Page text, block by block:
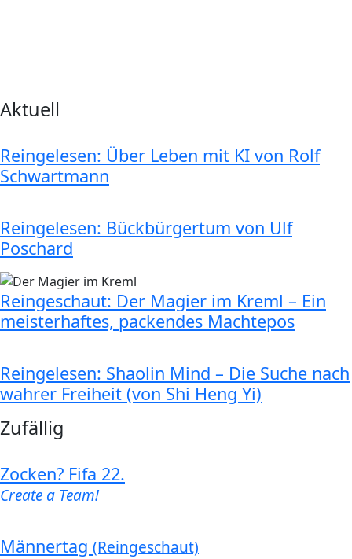
Aktuell
Reingelesen: Über Leben mit KI von Rolf
Schwartmann
Reingelesen: Bückbürgertum von Ulf
Poschard
Reingeschaut: Der Magier im Kreml – Ein
meisterhaftes, packendes Machtepos
Reingelesen: Shaolin Mind – Die Suche nach
wahrer Freiheit (von Shi Heng Yi)
Zufällig
Zocken? Fifa 22.
Create a Team!
Männertag (Reingeschaut)